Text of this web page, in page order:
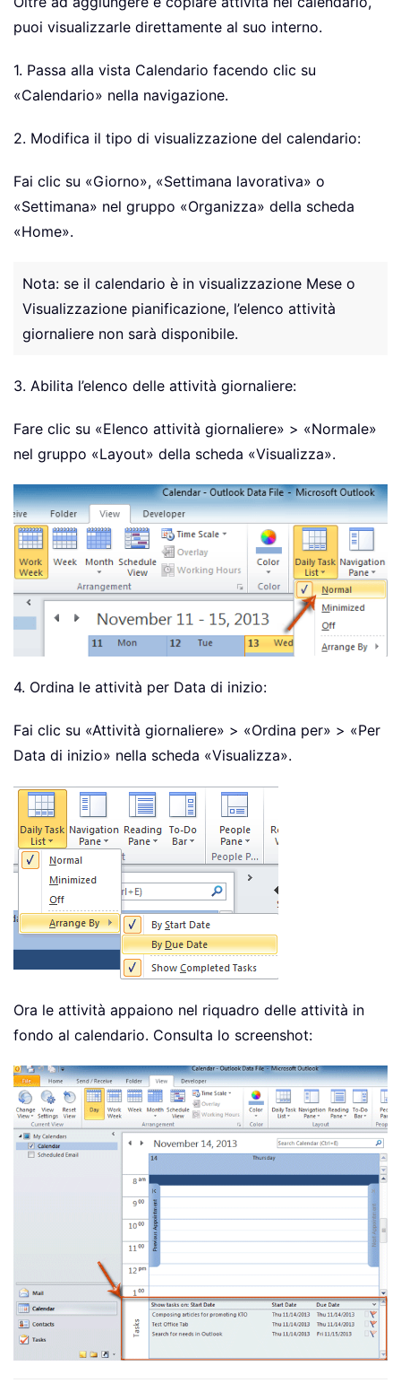
puoi visualizzarle direttamente al suo interno.
1. Passa alla vista Calendario facendo clic su
«Calendario» nella navigazione.
2. Modifica il tipo di visualizzazione del calendario:
Fai clic su «Giorno», «Settimana lavorativa» o
«Settimana» nel gruppo «Organizza» della scheda
«Home».
Nota: se il calendario è in visualizzazione Mese o
Visualizzazione pianificazione, l’elenco attività
giornaliere non sarà disponibile.
3. Abilita l’elenco delle attività giornaliere:
Fare clic su «Elenco attività giornaliere» > «Normale»
nel gruppo «Layout» della scheda «Visualizza».
4. Ordina le attività per Data di inizio:
Fai clic su «Attività giornaliere» > «Ordina per» > «Per
Data di inizio» nella scheda «Visualizza».
Ora le attività appaiono nel riquadro delle attività in
fondo al calendario. Consulta lo screenshot: